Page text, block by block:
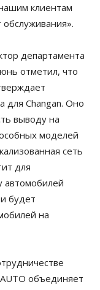
клиентам
департамента
отметил, что
для Changan. Оно
выводу на
моделей
сеть
для
автомобилей
будет
на
объединяет